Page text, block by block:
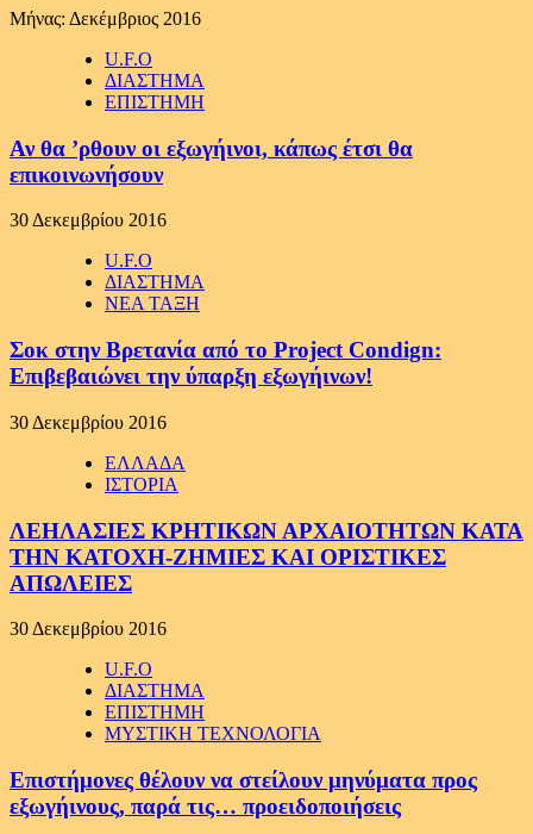
Μήνας: Δεκέμβριος 2016
U.F.O
ΔΙΑΣΤΗΜΑ
ΕΠΙΣΤΗΜΗ
Αν θα ’ρθουν οι εξωγήινοι, κάπως έτσι θα
επικοινωνήσουν
30 Δεκεμβρίου 2016
U.F.O
ΔΙΑΣΤΗΜΑ
ΝΕΑ ΤΑΞΗ
Σοκ στην Βρετανία από το Project Condign:
Επιβεβαιώνει την ύπαρξη εξωγήινων!
30 Δεκεμβρίου 2016
ΕΛΛΑΔΑ
ΙΣΤΟΡΙΑ
ΛΕΗΛΑΣΙΕΣ ΚΡΗΤΙΚΩΝ ΑΡΧΑΙΟΤΗΤΩΝ ΚΑΤΑ
ΤΗΝ ΚΑΤΟΧΗ-ΖΗΜΙΕΣ ΚΑΙ ΟΡΙΣΤΙΚΕΣ
ΑΠΩΛΕΙΕΣ
30 Δεκεμβρίου 2016
U.F.O
ΔΙΑΣΤΗΜΑ
ΕΠΙΣΤΗΜΗ
ΜΥΣΤΙΚΗ ΤΕΧΝΟΛΟΓΙΑ
Επιστήμονες θέλουν να στείλουν μηνύματα προς
εξωγήινους, παρά τις… προειδοποιήσεις